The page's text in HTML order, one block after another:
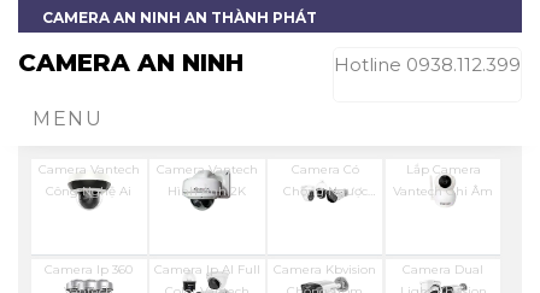
CAMERA AN NINH AN THÀNH PHÁT
CAMERA AN NINH Hotline 0938.112.399
MENU
Camera Vantech
Công Nghệ Ai
Camera Vantech
Hình Ảnh 2K
Camera Có
Chống Ngược
Lắp Camera
Vantech Ghi Âm
Camera Ip 360
Camera Ip AI Full
Camera Kbvision
Camera Dual